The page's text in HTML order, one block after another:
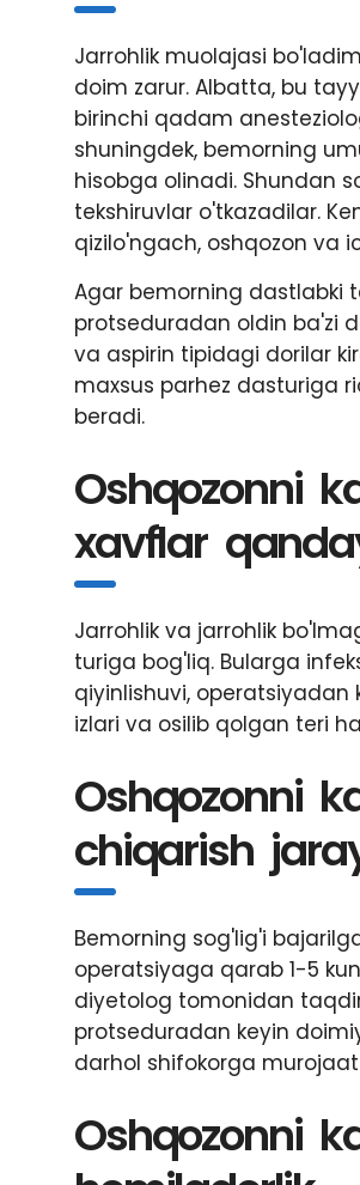
Jarrohlik muolajasi
doim zarur. Albatta, bu
birinchi qadam
shuningdek, bemorning
hisobga olinadi. Shundan
tekshiruvlar o'tkazadilar.
qizilo'ngach, oshqozon va
Agar bemorning dastlabki
protseduradan oldin ba'zi
va aspirin tipidagi dorilar
maxsus parhez dasturiga
beradi.
Oshqozonni
xavflar
Jarrohlik va jarrohlik
turiga bog'liq. Bularga
qiyinlishuvi,
izlari va osilib qolgan teri
Oshqozonni
chiqarish
Bemorning sog'lig'i
operatsiyaga qarab 1-5
diyetolog tomonidan
protseduradan keyin
darhol shifokorga murojaat
Oshqozonni